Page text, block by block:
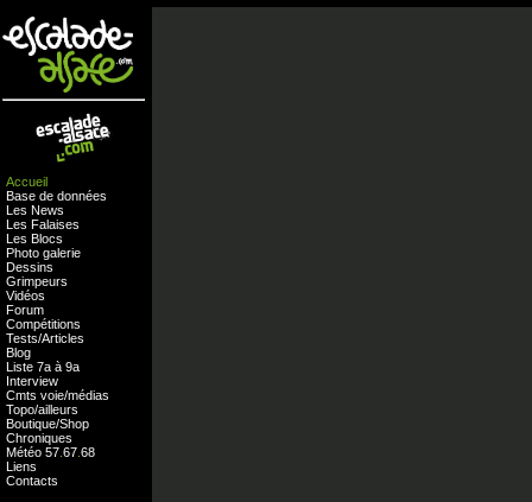
Accueil
Base de données
Les News
Les Falaises
Les Blocs
Photo galerie
Dessins
Grimpeurs
Vidéos
Forum
Compétitions
Tests/Articles
Blog
Liste 7a à 9a
Interview
Cmts voie/médias
Topo/ailleurs
Boutique/Shop
Chroniques
Météo 57 67 68
Liens
Contacts